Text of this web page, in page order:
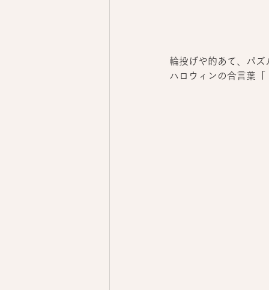
輪投げや的あて、パズ
ハロウィンの合言葉